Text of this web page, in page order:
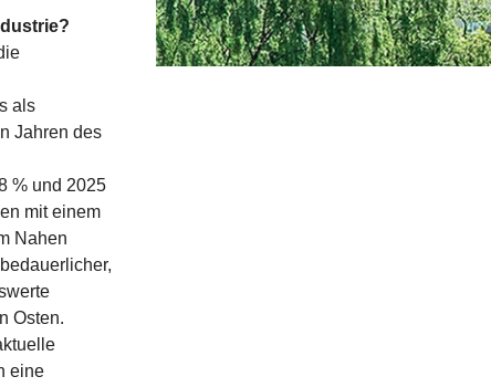
als
Jahren des
% und 2025
mit einem
Nahen
Osten.
eine